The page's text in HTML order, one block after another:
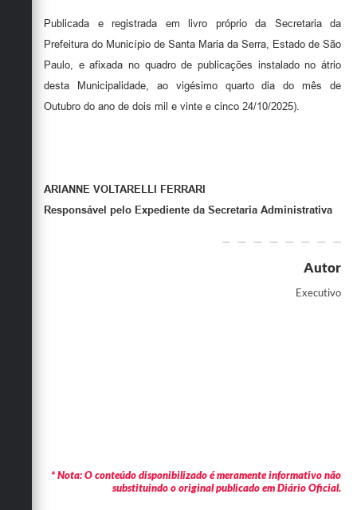
Publicada e registrada em livro próprio da Secretaria da
Prefeitura do Município de Santa Maria da Serra, Estado de São
Paulo, e afixada no quadro de publicações instalado no átrio
desta Municipalidade, ao vigésimo quarto dia do mês de
Outubro do ano de dois mil e vinte e cinco 24/10/2025).
ARIANNE VOLTARELLI FERRARI
Responsável pelo Expediente da Secretaria Administrativa
Autor
Executivo
* Nota: O conteúdo disponibilizado é meramente informativo não
substituindo o original publicado em Diário Oficial.